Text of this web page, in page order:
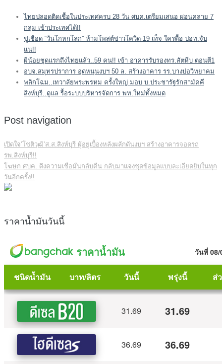
ไทยปลอดติดเชื้อในประเทศครบ 28 วัน ศบค.เตรียมเสนอ ผ่อนคลาย 7
กลุ่ม เข้าประเทศได้!!
ขู่เชือด “วันโกหกโลก” ห้ามโพสต์ข่าวโควิด-19 เท็จ ใครดื้อ ปอท.จับ
แน่!!
ผีน้อยชุดแรกถึงไทยแล้ว..59 คน!! เข้า อาคารรับรองทร.สัตหีบ ตอนตี1
อบจ.สมุทรปราการ อุดหนุนงบฯ 50 ล. สร้างอาคาร รร.บางบ่อวิทยาคม
พลิกโฉม..เทวาลัยพระพรหม ครั้งใหญ่ มอบ บ.ประชารัฐรักสามัคคี
สิงห์บุรี..ดูแล รื้อระบบบริหารจัดการ พท.ใหม่ทั้งหมด
Post navigation
เปิดใจ’โชติวุฒิ’ส.ส.สิงห์บุรี ผู้อยู่เบื้องหลังผลักดันงบฯ สร้างอาคารจอดรถ
รพ.สิงห์บุรี!!
โฆษก ศบค. ดึงความเชื่อมั่นกลับคืน กลับมาแจงชุดข้อมูลแบบละเอียดยิบในทุก
วันอีกครั้ง!!
ราคาน้ำมันวันนี้